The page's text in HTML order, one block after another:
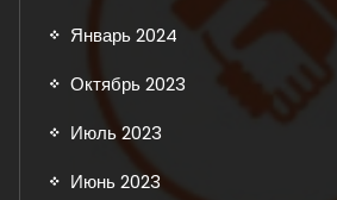
Январь 2024
Октябрь 2023
Июль 2023
Июнь 2023